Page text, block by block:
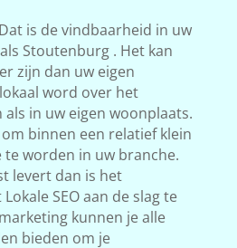
is de vindbaarheid in uw
Stoutenburg . Het kan
zijn dan uw eigen
word over het
in uw eigen woonplaats.
om binnen een relatief klein
worden in uw branche.
levert dan is het
SEO aan de slag te
kunnen je alle
bieden om je